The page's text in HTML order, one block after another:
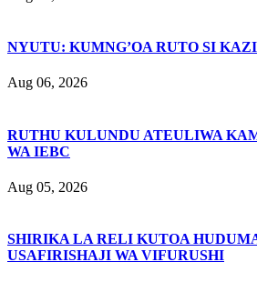
NYUTU: KUMNG’OA RUTO SI
Aug 06, 2026
RUTHU KULUNDU ATEULIWA
WA IEBC
Aug 05, 2026
SHIRIKA LA RELI KUTOA
USAFIRISHAJI WA VIFURUSHI